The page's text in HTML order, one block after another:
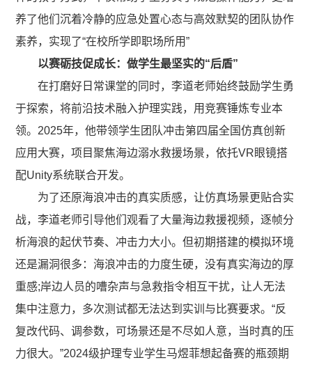
养了他们沉着冷静的应急处置心态与高效默契的团队协作
素养，实现了“在校所学即职场所用”
以赛砺技促成长：做学生最坚实的“后盾”
在打磨好日常课堂的同时，李道老师始终鼓励学生勇
于探索，将前沿技术融入护理实践，用竞赛锤炼专业本
领。2025年，他带领学生团队冲击第四届全国仿真创新
应用大赛，项目聚焦海边溺水救援场景，依托VR眼镜搭
配Unity系统联合开发。
为了还原海浪冲击的真实质感，让仿真场景更贴合实
战，李道老师引导他们观看了大量海边救援视频，逐帧分
析海浪的起伏节奏、冲击力大小。但初期搭建的模拟环境
还是漏洞很多：海浪冲击的力度生硬，没有真实海边的厚
重感;岸边人员的嘈杂声与急救指令相互干扰，让人无法
集中注意力，多次测试都无法达到实训与比赛要求。“反
复改代码、调参数，可场景还是不尽如人意，当时真的压
力很大。”2024级护理专业学生马煜菲想起备赛的瓶颈期